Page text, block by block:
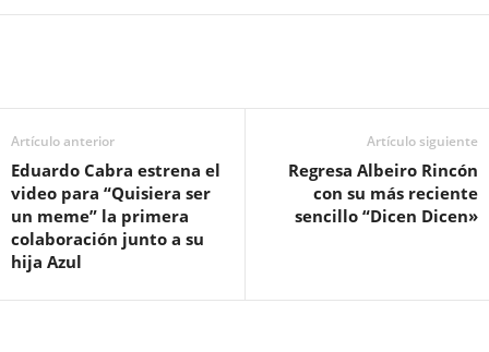
Artículo anterior
Eduardo Cabra estrena el
video para “Quisiera ser
un meme” la primera
colaboración junto a su
hija Azul
Artículo siguiente
Regresa Albeiro Rincón
con su más reciente
sencillo “Dicen Dicen»